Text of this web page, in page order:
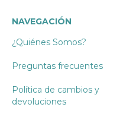
NAVEGACIÓN
¿Quiénes Somos?
Preguntas frecuentes
Política de cambios y
devoluciones